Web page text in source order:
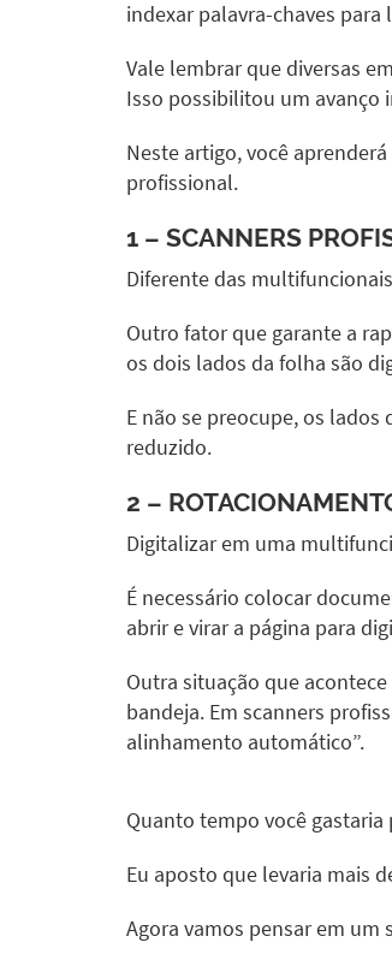
indexar palavra-chaves
Vale lembrar que diversas
Isso possibilitou um avanço
Neste artigo, você
profissional.
1 – SCANNERS
Diferente das
Outro fator que garante a
os dois lados da folha são
E não se preocupe, os
reduzido.
2 –
Digitalizar em uma
É necessário colocar
abrir e virar a página para
Outra situação que
bandeja. Em scanners
alinhamento automático”.
Quanto tempo você
Eu aposto que levaria mais
Agora vamos pensar em um